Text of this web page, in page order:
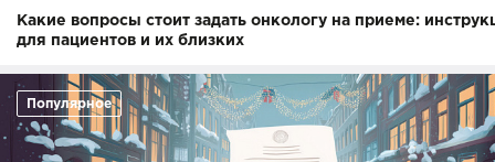
Какие вопросы стоит задать онкологу на приеме:
для пациентов и их близких
Популярное